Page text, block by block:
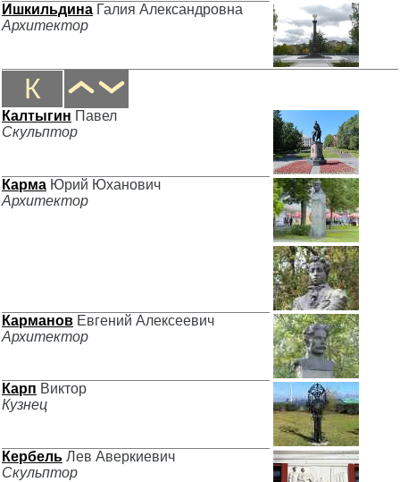
Ишкильдина Галия Александровна
Архитектор
К
Калтыгин Павел
Скульптор
Карма Юрий Юханович
Архитектор
Карманов Евгений Алексеевич
Архитектор
Карп Виктор
Кузнец
Кербель Лев Аверкиевич
Скульптор